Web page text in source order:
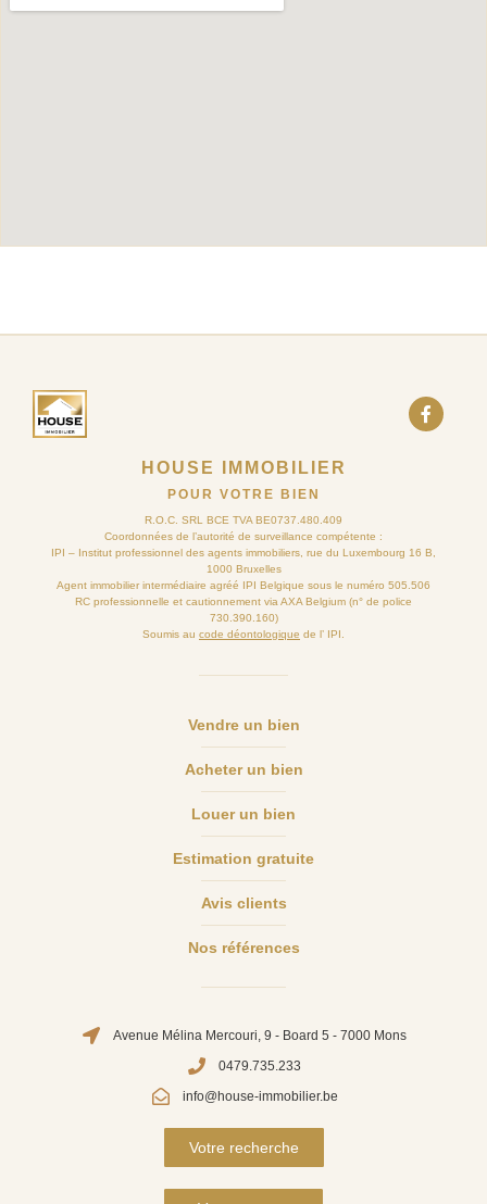
HOUSE IMMOBILIER
POUR VOTRE BIEN
R.O.C. SRL BCE TVA BE0737.480.409
Coordonnées de l’autorité de surveillance compétente :
IPI – Institut professionnel des agents immobiliers, rue du Luxembourg 16 B,
1000 Bruxelles
Agent immobilier intermédiaire agréé IPI Belgique sous le numéro 505.506
RC professionnelle et cautionnement via AXA Belgium (n° de police
730.390.160)
Soumis au code déontologique de l’ IPI.
Vendre un bien
Acheter un bien
Louer un bien
Estimation gratuite
Avis clients
Nos références
Avenue Mélina Mercouri, 9 - Board 5 - 7000 Mons
0479.735.233
info@house-immobilier.be
Votre recherche